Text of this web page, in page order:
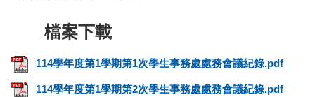
114學年度第1學期第1次學生事務處處務會議紀錄.pdf
114學年度第1學期第2次學生事務處處務會議紀錄.pdf